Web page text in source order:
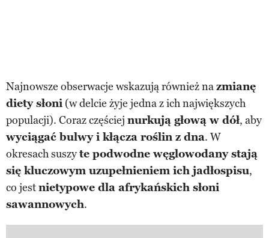
Najnowsze obserwacje wskazują również nazmianę
diety słoni (w delcie żyje jedna z ich największych
populacji). Coraz częściej nurkują głową w dół, aby
wyciągać bulwy i kłącza roślin z dna. W
okresach suszyte podwodne węglowodany stają
się kluczowym uzupełnieniem ich jadłospisu,
co jestnietypowe dla afrykańskich słoni
sawannowych.